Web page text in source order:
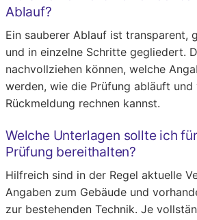
Ablauf?
Ein sauberer Ablauf ist transparent,
und in einzelne Schritte gegliedert.
nachvollziehen können, welche
werden, wie die Prüfung abläuft
Rückmeldung rechnen kannst.
Welche Unterlagen sollte ich
Prüfung bereithalten?
Hilfreich sind in der Regel aktuelle
Angaben zum Gebäude und
zur bestehenden Technik. Je